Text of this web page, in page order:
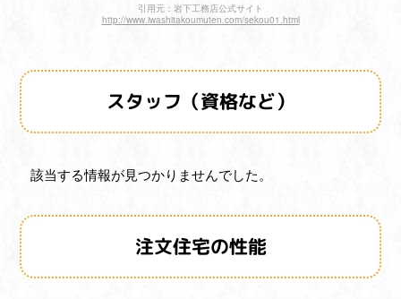
引用元：岩下工務店公式サイト
http://www.iwashitakoumuten.com/sekou01.html
スタッフ（資格など）
該当する情報が見つかりませんでした。
注文住宅の性能